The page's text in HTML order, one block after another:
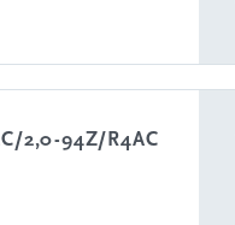
2,0-94Z/R4AC